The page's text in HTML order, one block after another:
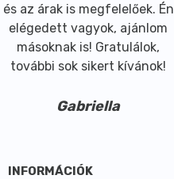
és az árak is megfelelőek. Én
elégedett vagyok, ajánlom
másoknak is! Gratulálok,
további sok sikert kívánok!
Gabriella
INFORMÁCIÓK